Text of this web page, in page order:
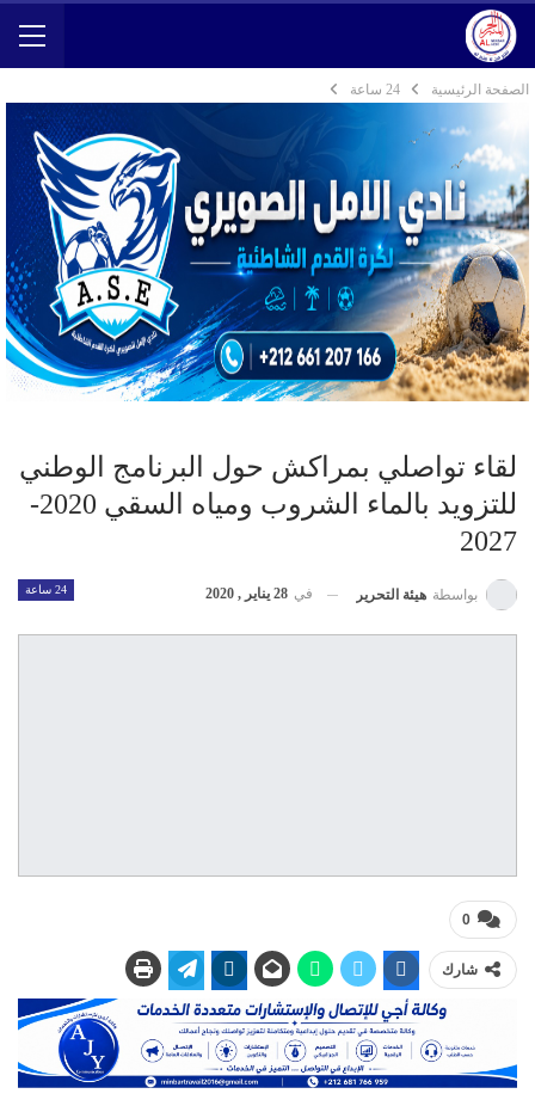
الصفحة الرئيسية 24 ساعة
لقاء تواصلي بمراكش حول البرنامج الوطني
للتزويد بالماء الشروب ومياه السقي 2020-
2027
24 ساعة بواسطة هيئة التحرير في 28 يناير , 2020
0
شارك